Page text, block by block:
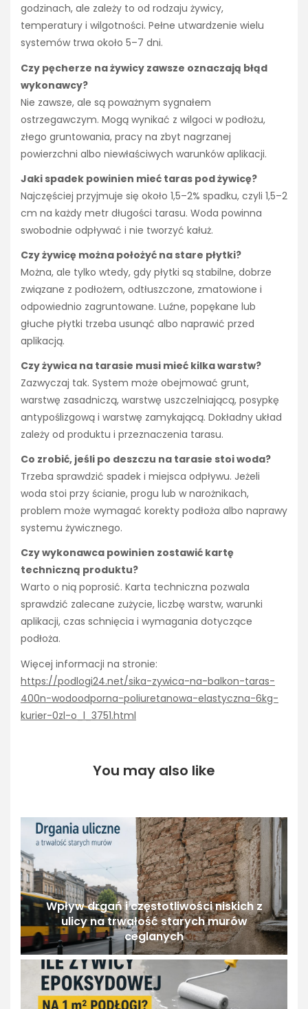
godzinach, ale zależy to od rodzaju żywicy,
temperatury i wilgotności. Pełne utwardzenie wielu
systemów trwa około 5–7 dni.
Czy pęcherze na żywicy zawsze oznaczają błąd
wykonawcy?
Nie zawsze, ale są poważnym sygnałem
ostrzegawczym. Mogą wynikać z wilgoci w podłożu,
złego gruntowania, pracy na zbyt nagrzanej
powierzchni albo niewłaściwych warunków aplikacji.
Jaki spadek powinien mieć taras pod żywicę?
Najczęściej przyjmuje się około 1,5–2% spadku, czyli 1,5–2
cm na każdy metr długości tarasu. Woda powinna
swobodnie odpływać i nie tworzyć kałuż.
Czy żywicę można położyć na stare płytki?
Można, ale tylko wtedy, gdy płytki są stabilne, dobrze
związane z podłożem, odtłuszczone, zmatowione i
odpowiednio zagruntowane. Luźne, popękane lub
głuche płytki trzeba usunąć albo naprawić przed
aplikacją.
Czy żywica na tarasie musi mieć kilka warstw?
Zazwyczaj tak. System może obejmować grunt,
warstwę zasadniczą, warstwę uszczelniającą, posypkę
antypoślizgową i warstwę zamykającą. Dokładny układ
zależy od produktu i przeznaczenia tarasu.
Co zrobić, jeśli po deszczu na tarasie stoi woda?
Trzeba sprawdzić spadek i miejsca odpływu. Jeżeli
woda stoi przy ścianie, progu lub w narożnikach,
problem może wymagać korekty podłoża albo naprawy
systemu żywicznego.
Czy wykonawca powinien zostawić kartę
techniczną produktu?
Warto o nią poprosić. Karta techniczna pozwala
sprawdzić zalecane zużycie, liczbę warstw, warunki
aplikacji, czas schnięcia i wymagania dotyczące
podłoża.
Więcej informacji na stronie:
https://podlogi24.net/sika-zywica-na-balkon-taras-
400n-wodoodporna-poliuretanowa-elastyczna-6kg-
kurier-0zl-o_l_3751.html
You may also like
Wpływ drgań i częstotliwości niskich z
ulicy na trwałość starych murów
ceglanych